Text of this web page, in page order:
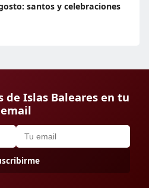
santos y celebraciones
de Islas Baleares en tu
email